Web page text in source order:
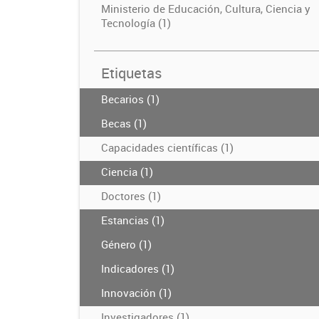
Ministerio de Educación, Cultura, Ciencia y
Tecnología (1)
Etiquetas
Becarios (1)
Becas (1)
Capacidades científicas (1)
Ciencia (1)
Doctores (1)
Estancias (1)
Género (1)
Indicadores (1)
Innovación (1)